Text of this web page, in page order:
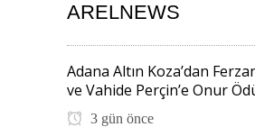
ARELNEWS
Adana Altın Koza’dan
ve Vahide Perçin’e Onur
3 gün önce